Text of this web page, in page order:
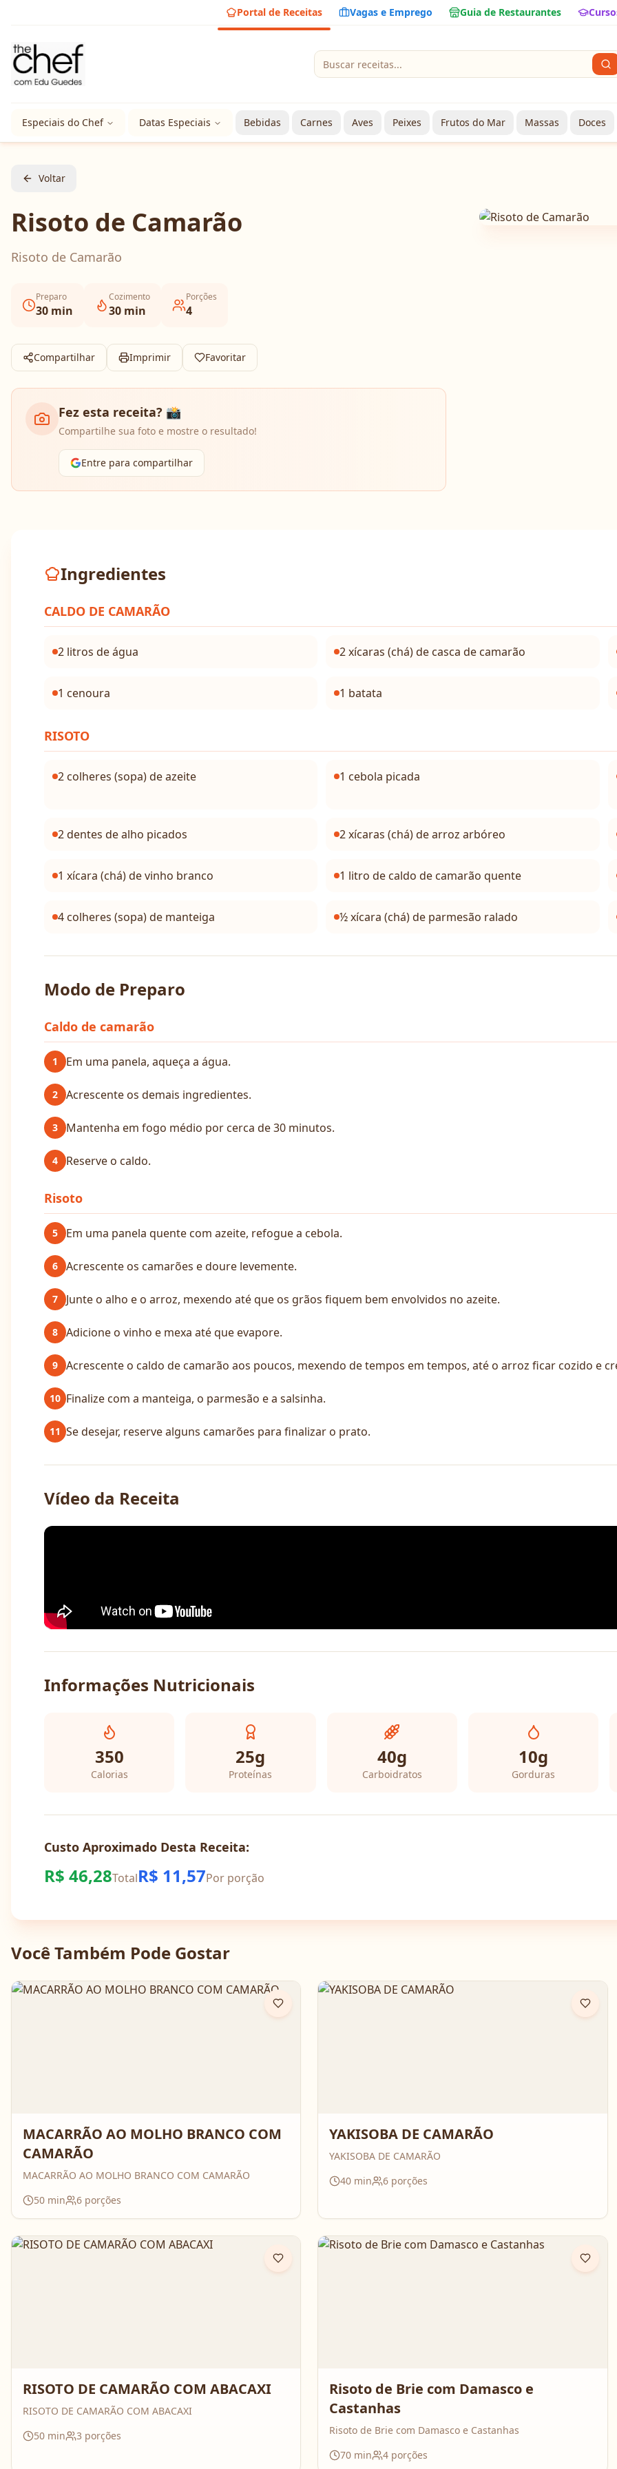
Portal de Receitas Vagas e Emprego Guia de Restaurantes
Especiais do Chef Datas Especiais Bebidas Carnes Aves Peixes Frutos do Mar Massas Doces
Voltar
Risoto de Camarão
Risoto de Camarão
Preparo
30 min
Cozimento
30 min
Porções
4
Compartilhar Imprimir Favoritar
Fez esta receita? 📸
Compartilhe sua foto e mostre o resultado!
Entre para compartilhar
Ingredientes
CALDO DE CAMARÃO
2 litros de água 2 xícaras (chá) de casca de camarão
1 cenoura 1 batata
RISOTO
2 colheres (sopa) de azeite 1 cebola picada
2 dentes de alho picados 2 xícaras (chá) de arroz arbóreo
1 xícara (chá) de vinho branco 1 litro de caldo de camarão quente
4 colheres (sopa) de manteiga ½ xícara (chá) de parmesão ralado
Modo de Preparo
Caldo de camarão
1 Em uma panela, aqueça a água.
2 Acrescente os demais ingredientes.
3 Mantenha em fogo médio por cerca de 30 minutos.
4 Reserve o caldo.
Risoto
5 Em uma panela quente com azeite, refogue a cebola.
6 Acrescente os camarões e doure levemente.
7 Junte o alho e o arroz, mexendo até que os grãos fiquem bem envolvidos no azeite.
8 Adicione o vinho e mexa até que evapore.
9 Acrescente o caldo de camarão aos poucos, mexendo de tempos em tempos, até o arroz ficar cozido e
10 Finalize com a manteiga, o parmesão e a salsinha.
11 Se desejar, reserve alguns camarões para finalizar o prato.
Vídeo da Receita
Informações Nutricionais
350
Calorias
25g
Proteínas
40g
Carboidratos
10g
Gorduras
Custo Aproximado Desta Receita:
R$ 46,28TotalR$ 11,57Por porção
Você Também Pode Gostar
MACARRÃO AO MOLHO BRANCO COM
CAMARÃO
MACARRÃO AO MOLHO BRANCO COM CAMARÃO
50 min 6 porções
YAKISOBA DE CAMARÃO
YAKISOBA DE CAMARÃO
40 min 6 porções
RISOTO DE CAMARÃO COM ABACAXI
RISOTO DE CAMARÃO COM ABACAXI
50 min 3 porções
Risoto de Brie com Damasco e
Castanhas
Risoto de Brie com Damasco e Castanhas
70 min 4 porções